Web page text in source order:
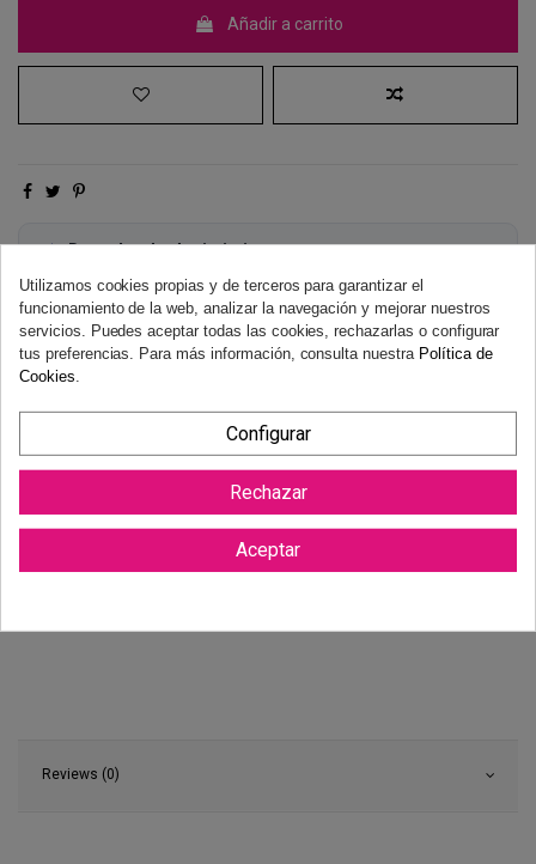
Añadir a carrito
Derecho de desistimiento
Dispones de 14 días naturales para desistir de tu compra, sin
necesidad de justificación.
Más información
Reviews (0)
Utilizamos cookies propias y de terceros para garantizar el
funcionamiento de la web, analizar la navegación y mejorar nuestros
servicios. Puedes aceptar todas las cookies, rechazarlas o configurar
tus preferencias. Para más información, consulta nuestra Política de
Cookies
Configurar
Rechazar
Aceptar